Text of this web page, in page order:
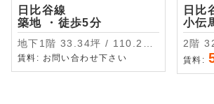
日比谷線
築地 ・徒歩5分
地下1階 33.34坪 / 110.21
㎡
賃料: お問い合わせ下さい
日比
2
賃料: